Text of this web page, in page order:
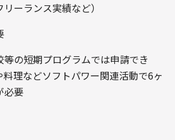
リーランス実績など）
の短期プログラムでは申請でき
理などソフトパワー関連活動で6ヶ
必要